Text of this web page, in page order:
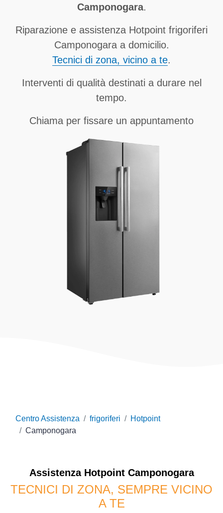
Camponogara.
Riparazione e assistenza Hotpoint frigoriferi
Camponogara a domicilio.
Tecnici di zona, vicino a te.
Interventi di qualità destinati a durare nel
tempo.
Chiama per fissare un appuntamento
Centro Assistenza frigoriferi
Hotpoint
Camponogara
Assistenza HotpointCamponogara
TECNICI DI ZONA, SEMPRE VICINO
A TE